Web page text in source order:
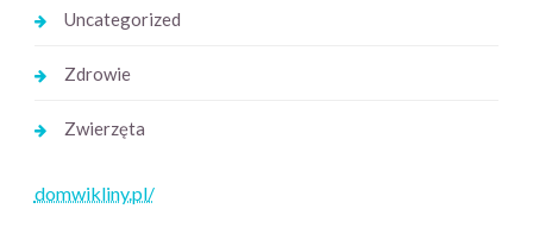
Uncategorized
Zdrowie
Zwierzęta
domwikliny.pl/